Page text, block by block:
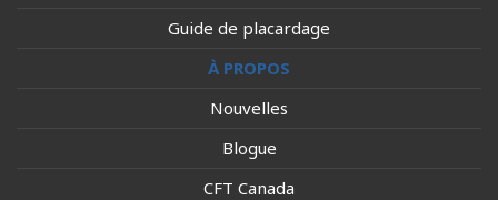
Guide de placardage
À PROPOS
Nouvelles
Blogue
CFT Canada